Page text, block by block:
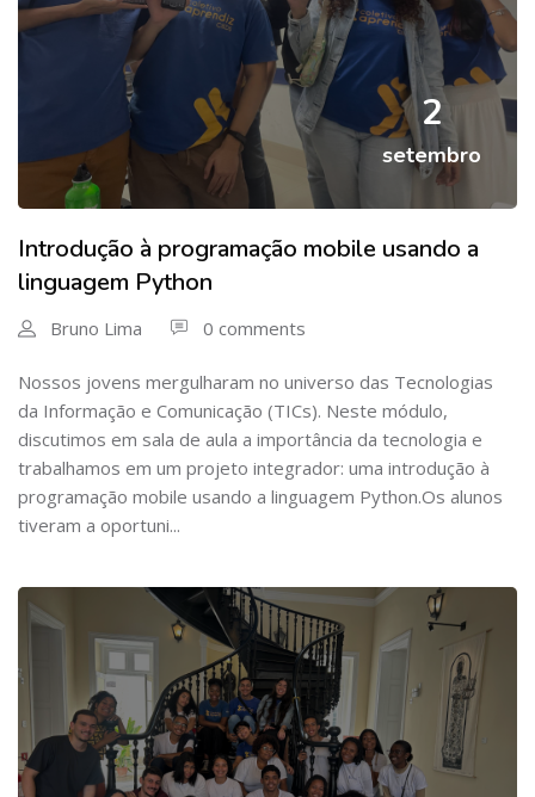
2
setembro
Introdução à programação mobile usando a
linguagem Python
Bruno Lima 0 comments
Nossos jovens mergulharam no universo das Tecnologias
da Informação e Comunicação (TICs). Neste módulo,
discutimos em sala de aula a importância da tecnologia e
trabalhamos em um projeto integrador: uma introdução à
programação mobile usando a linguagem Python.Os alunos
tiveram a oportuni...